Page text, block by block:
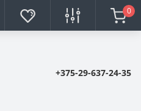
0
+375-29-637-24-35